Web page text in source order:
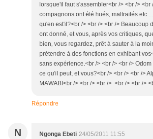
lorsque'il faut s'assembler<br /> <br /> <br
compagnons ont été hués, maltraités
qu'en est'il?<br /> <br /> <br /> Beaucoup
ont donné, et vous, après vos critiques,
bien, vous regardez, prêt à sauter à la
prétendre à des fonctions en exhibant
sans expérience.<br /> <br /> <br />
ce qu'il peut, et vous?<br /> <br /> <br />
MAWABI<br /> <br /> <br /> <br /> <br />
Répondre
N Ngonga Ebeti 24/05/2011 11:55